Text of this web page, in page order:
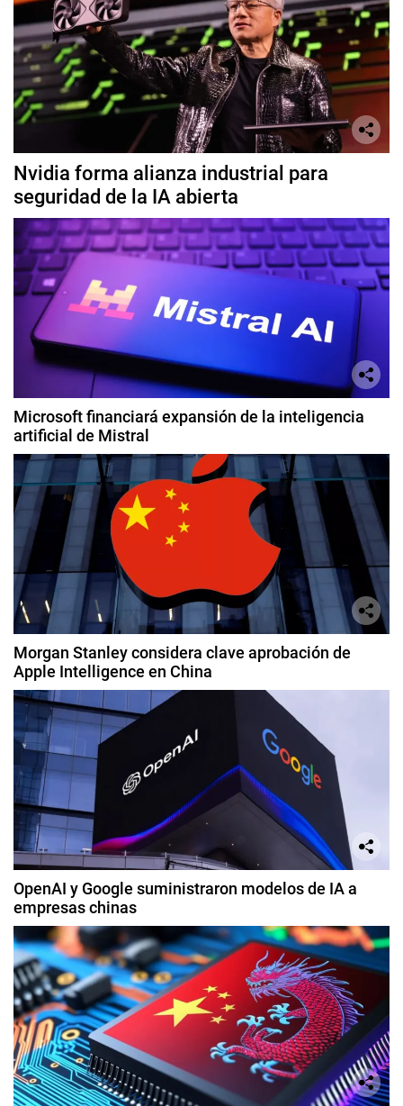
Nvidia forma alianza industrial para
seguridad de la IA abierta
Microsoft financiará expansión de la inteligencia
artificial de Mistral
Morgan Stanley considera clave aprobación de
Apple Intelligence en China
OpenAI y Google suministraron modelos de IA a
empresas chinas